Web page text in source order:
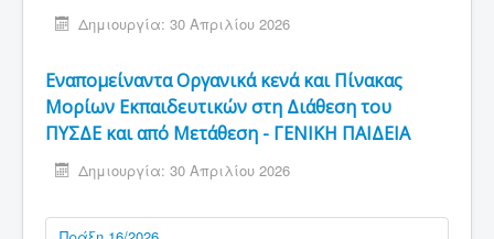
Δημιουργία: 30 Απριλίου 2026
Εναπομείναντα Οργανικά κενά και Πίνακας
Μορίων Εκπαιδευτικών στη Διάθεση του
ΠΥΣΔΕ και από Μετάθεση - ΓΕΝΙΚΗ ΠΑΙΔΕΙΑ
Δημιουργία: 30 Απριλίου 2026